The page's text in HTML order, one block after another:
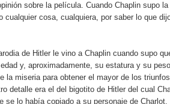
sobre la película. Cuando Chaplin supo
cualquier cosa, cualquiera, por saber lo que
de Hitler le vino a Chaplin cuando supo
y, aproximadamente, su estatura y su
la miseria para obtener el mayor de los
detalle era el del bigotito de Hitler del cual
se lo había copiado a su personaje de Charlot.